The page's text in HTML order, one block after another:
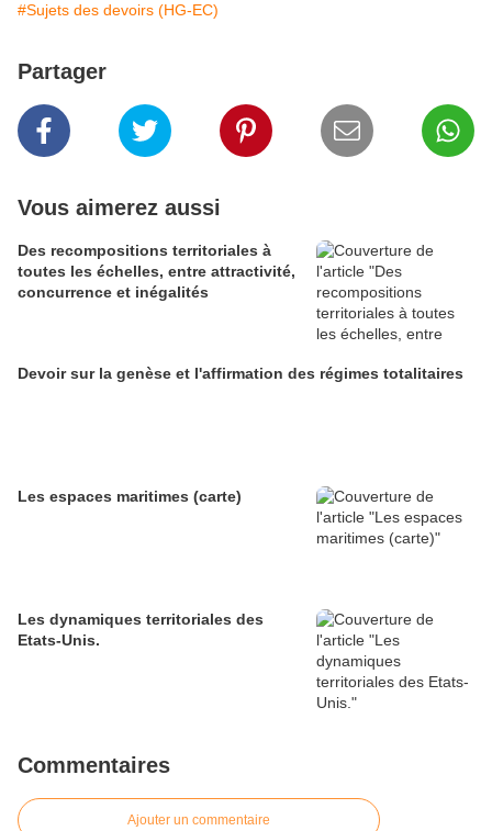
#Sujets des devoirs (HG-EC)
Partager
Vous aimerez aussi
Des recompositions territoriales à
toutes les échelles, entre attractivité,
concurrence et inégalités
Devoir sur la genèse et l'affirmation des régimes totalitaires
Les espaces maritimes (carte)
Les dynamiques territoriales des
Etats-Unis.
Commentaires
Ajouter un commentaire